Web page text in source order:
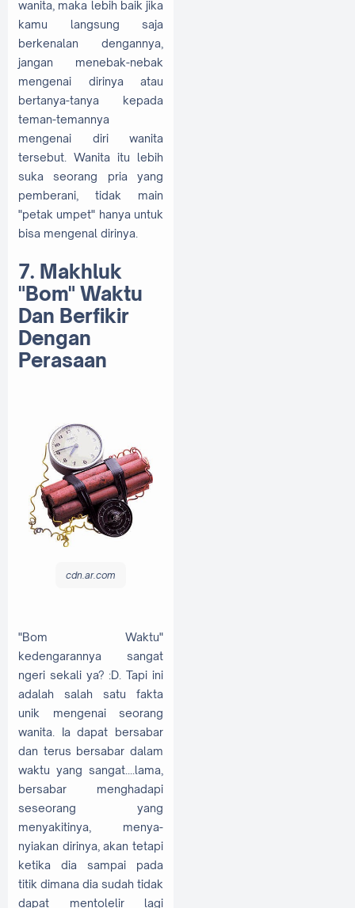
wanita, maka lebih baik jika
kamu langsung saja
berkenalan dengannya,
jangan menebak-nebak
mengenai dirinya atau
bertanya-tanya kepada
teman-temannya
mengenai diri wanita
tersebut. Wanita itu lebih
suka seorang pria yang
pemberani, tidak main
"petak umpet" hanya untuk
bisa mengenal dirinya.
7. Makhluk
"Bom" Waktu
Dan Berfikir
Dengan
Perasaan
cdn.ar.com
"Bom Waktu"
kedengarannya sangat
ngeri sekali ya? :D. Tapi ini
adalah salah satu fakta
unik mengenai seorang
wanita. Ia dapat bersabar
dan terus bersabar dalam
waktu yang sangat....lama,
bersabar menghadapi
seseorang yang
menyakitinya, menya-
nyiakan dirinya, akan tetapi
ketika dia sampai pada
titik dimana dia sudah tidak
dapat mentolelir lagi